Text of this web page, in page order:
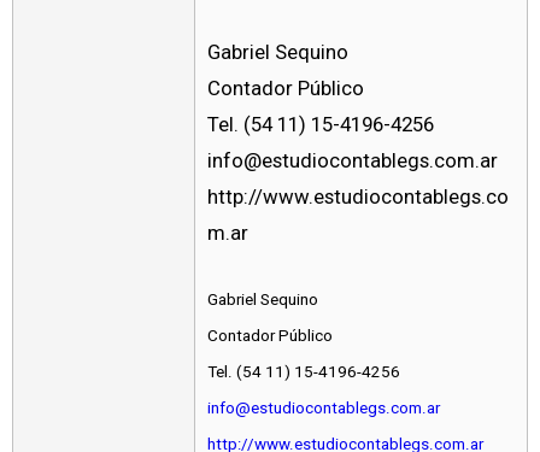
Gabriel Sequino
Contador Público
Tel. (54 11) 15-4196-4256
info@estudiocontablegs.com.ar
http://www.estudiocontablegs.co
m.ar
Gabriel Sequino
Contador Público
Tel. (54 11) 15-4196-4256
info@estudiocontablegs.com.ar
http://www.estudiocontablegs.com.ar